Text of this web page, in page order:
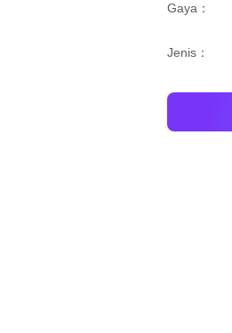
Gaya：
Jenis：